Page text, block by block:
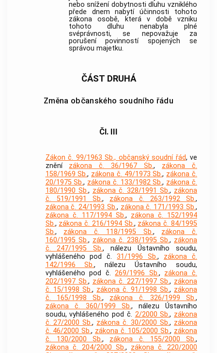
nebo snížení dobytnosti dluhu vzniklého
přede dnem nabytí účinnosti tohoto
zákona osobě, která v době vzniku
tohoto dluhu nenabyla plné
svéprávnosti, se nepovažuje za
porušení povinností spojených se
správou majetku.
ČÁST DRUHÁ
Změna občanského soudního řádu
Čl. III
Zákon č. 99/1963 Sb., občanský soudní řád, ve
znění zákona č. 36/1967 Sb., zákona č.
158/1969 Sb., zákona č. 49/1973 Sb., zákona č.
20/1975 Sb., zákona č. 133/1982 Sb., zákona č.
180/1990 Sb., zákona č. 328/1991 Sb., zákona
č. 519/1991 Sb., zákona č. 263/1992 Sb.,
zákona č. 24/1993 Sb., zákona č. 171/1993 Sb.,
zákona č. 117/1994 Sb., zákona č. 152/1994
Sb., zákona č. 216/1994 Sb., zákona č. 84/1995
Sb., zákona č. 118/1995 Sb., zákona č.
160/1995 Sb., zákona č. 238/1995 Sb., zákona
č. 247/1995 Sb., nálezu Ústavního soudu,
vyhlášeného pod č.31/1996 Sb., zákona č.
142/1996 Sb., nálezu Ústavního soudu,
vyhlášeného pod č.269/1996 Sb., zákona č.
202/1997 Sb., zákona č. 227/1997 Sb., zákona
č. 15/1998 Sb., zákona č. 91/1998 Sb., zákona
č. 165/1998 Sb., zákona č. 326/1999 Sb.,
zákona č. 360/1999 Sb., nálezu Ústavního
soudu, vyhlášeného pod č. 2/2000 Sb., zákona
č. 27/2000 Sb., zákona č. 30/2000 Sb., zákona
č. 46/2000 Sb., zákona č. 105/2000 Sb., zákona
č. 130/2000 Sb., zákona č. 155/2000 Sb.,
zákona č. 204/2000 Sb., zákona č. 220/2000